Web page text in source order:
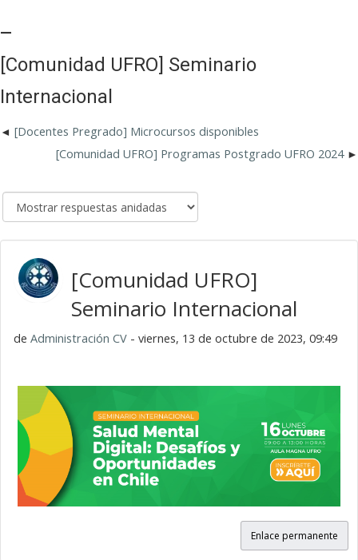
[Comunidad UFRO] Seminario
Internacional
[Docentes Pregrado] Microcursos disponibles
[Comunidad UFRO] Programas Postgrado UFRO 2024
[Comunidad UFRO]
Seminario Internacional
de Administración CV - viernes, 13 de octubre de 2023, 09:49
Enlace permanente